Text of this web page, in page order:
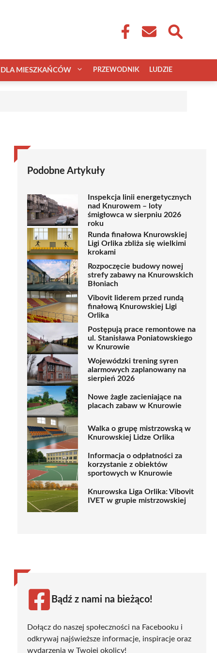
DLA MIESZKAŃCÓW PRZEWODNIK LUDZIE
Podobne Artykuły
Inspekcja linii energetycznych
nad Knurowem – loty
śmigłowca w sierpniu 2026
roku
Runda finałowa Knurowskiej
Ligi Orlika zbliża się wielkimi
krokami
Rozpoczęcie budowy nowej
strefy zabawy na Knurowskich
Błoniach
Vibovit liderem przed rundą
finałową Knurowskiej Ligi
Orlika
Postępują prace remontowe na
ul. Stanisława Poniatowskiego
w Knurowie
Wojewódzki trening syren
alarmowych zaplanowany na
sierpień 2026
Nowe żagle zacieniające na
placach zabaw w Knurowie
Walka o grupę mistrzowską w
Knurowskiej Lidze Orlika
Informacja o odpłatności za
korzystanie z obiektów
sportowych w Knurowie
Knurowska Liga Orlika: Vibovit
IVET w grupie mistrzowskiej
Bądź z nami na bieżąco!
Dołącz do naszej społeczności na Facebooku i
odkrywaj najświeższe informacje, inspiracje oraz
wydarzenia w Twojej okolicy!